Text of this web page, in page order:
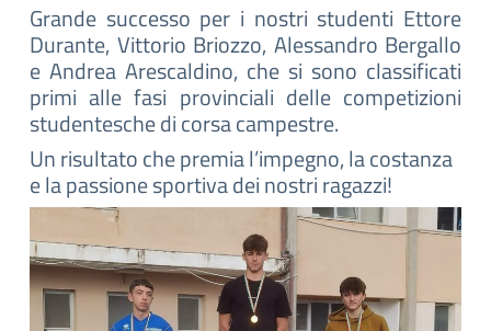
Grande successo per i nostri studenti Ettore
Durante, Vittorio Briozzo, Alessandro Bergallo
e Andrea Arescaldino, che si sono classificati
primi alle fasi provinciali delle competizioni
studentesche di corsa campestre.
Un risultato che premia l’impegno, la costanza
e la passione sportiva dei nostri ragazzi!